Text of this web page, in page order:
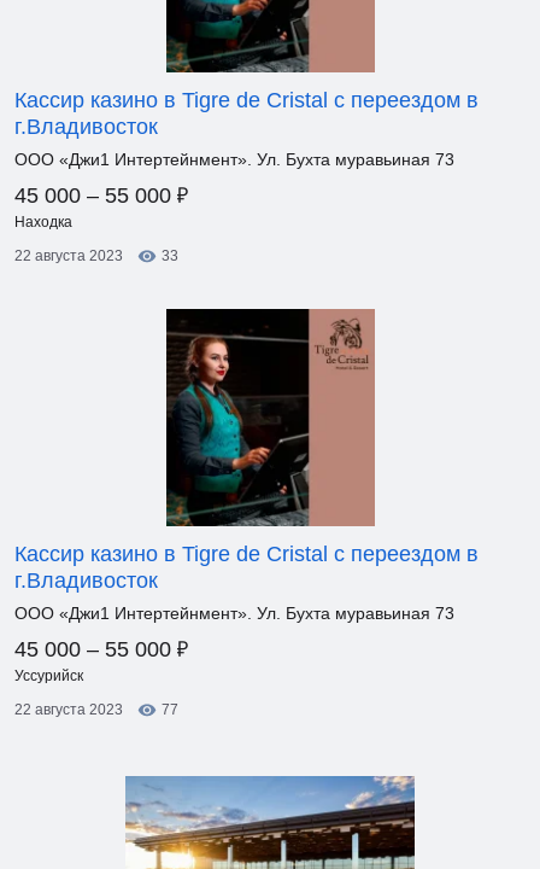
Кассир казино в Tigre de Cristal с переездом в
г.Владивосток
ООО «Джи1 Интертейнмент». Ул. Бухта муравьиная 73
45 000 – 55 000 ₽
Находка
22 августа 2023
33
Кассир казино в Tigre de Cristal с переездом в
г.Владивосток
ООО «Джи1 Интертейнмент». Ул. Бухта муравьиная 73
45 000 – 55 000 ₽
Уссурийск
22 августа 2023
77